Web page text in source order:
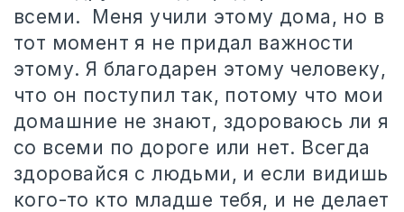
всеми.
Меня учили этому дома, но в
тот момент я не придал важности
этому. Я благодарен этому человеку,
что он поступил так, потому что мои
домашние не знают, здороваюсь ли я
со всеми по дороге или нет. Всегда
здоровайся с людьми, и если видишь
кого-то кто младше тебя, и не делает